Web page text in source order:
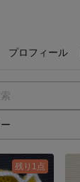
プロフィール
残り1点